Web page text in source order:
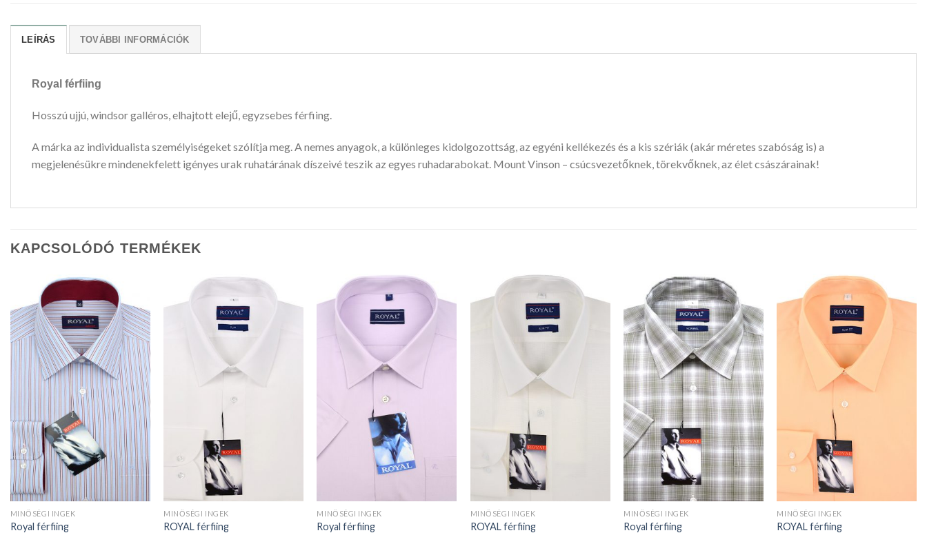
LEÍRÁS TOVÁBBI INFORMÁCIÓK
Royal férfiing
Hosszú ujjú, windsor galléros, elhajtott elejű, egyzsebes férfiing.
A márka az individualista személyiségeket szólítja meg. A nemes anyagok, a különleges kidolgozottság, az egyéni kellékezés és a kis szériák (akár méretes szabóság is) a
megjelenésükre mindenekfelett igényes urak ruhatárának díszeivé teszik az egyes ruhadarabokat. Mount Vinson – csúcsvezetőknek, törekvőknek, az élet császárainak!
KAPCSOLÓDÓ TERMÉKEK
MINŐSÉGI INGEK
Royal férfiing
MINŐSÉGI INGEK
ROYAL férfiing
MINŐSÉGI INGEK
Royal férfiing
MINŐSÉGI INGEK
ROYAL férfiing
MINŐSÉGI INGEK
Royal férfiing
MINŐSÉGI INGEK
ROYAL férfiing